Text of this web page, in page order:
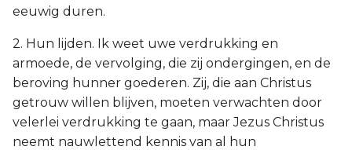
eeuwig duren.
2. Hun lijden. Ik weet uwe verdrukking en
armoede, de vervolging, die zij ondergingen, en de
beroving hunner goederen. Zij, die aan Christus
getrouw willen blijven, moeten verwachten door
velerlei verdrukking te gaan, maar Jezus Christus
neemt nauwlettend kennis van al hun